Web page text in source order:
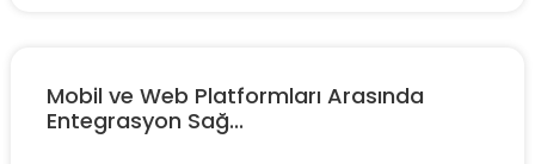
Mobil ve Web Platformları Arasında
Entegrasyon Sağ...